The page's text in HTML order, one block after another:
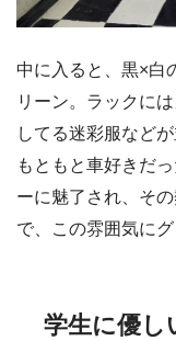
中に入ると、黒×白
リーン。ラックに
してる迷彩服など
もともと車好きだ
ーに魅了され、そ
で、この雰囲気に
学生に優し